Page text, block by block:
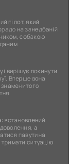
пілот, який
на занедбаній
собакою
і вирішує покинути
Вперше вона
знаменитого
встановлений
а
павутина
ситуацію